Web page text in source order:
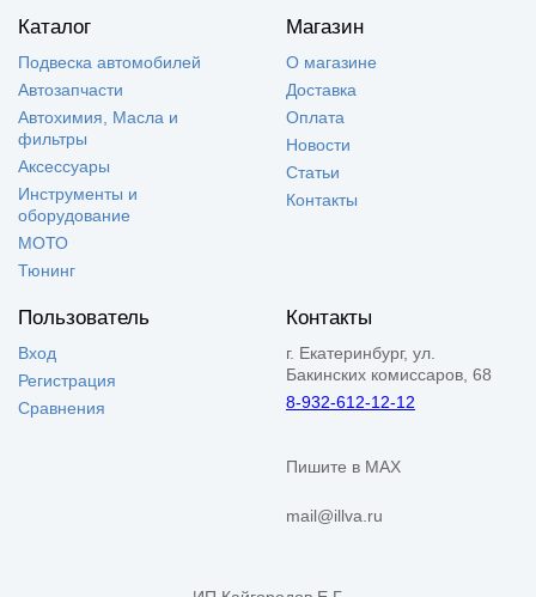
Каталог
Подвеска автомобилей
Автозапчасти
Автохимия, Масла и
фильтры
Аксессуары
Инструменты и
оборудование
МОТО
Тюнинг
Магазин
О магазине
Доставка
Оплата
Новости
Статьи
Контакты
Пользователь
Вход
Регистрация
Сравнения
Контакты
г. Екатеринбург, ул.
Бакинских комиссаров, 68
8-932-612-12-12
Пишите в MAX
mail@illva.ru